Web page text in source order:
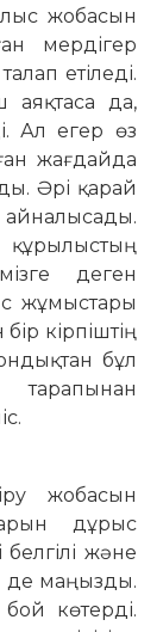
жобасын
мердігер
етіледі.
аяқтаса да,
Ал егер өз
жағдайда
Әрі қарай
деген
жұмыстары
кірпіштің
бұл
жобасын
дұрыс
белгілі және
де маңызды.
көтерді.